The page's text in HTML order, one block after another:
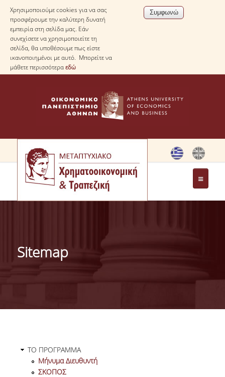
Χρησιμοποιούμε cookies για να σας
προσφέρουμε την καλύτερη δυνατή
εμπειρία στη σελίδα μας. Εάν
συνεχίσετε να χρησιμοποιείτε τη
σελίδα, θα υποθέσουμε πως είστε
ικανοποιημένοι με αυτό. Μπορείτε να
μάθετε περισσότεραεδώ
ΤΟ ΠΡΟΓΡΑΜΜΑ
ΓΕΝΙΚΕΣ ΠΛΗΡΟΦΟΡΙΕΣ
ΠΛΗΡΟΥΣ ΦΟΙΤΗΣΗΣ
ΠΡΟΓΡΑΜΜΑ ΜΑΘΗΜΑΤΩΝ
ΔΙΠΛΩΜΑΤΙΚΗ ΕΡΓΑΣΙΑ
Sitemap
ΤΟ ΠΡΟΓΡΑΜΜΑ
Μήνυμα Διευθυντή
ΣΚΟΠΟΣ